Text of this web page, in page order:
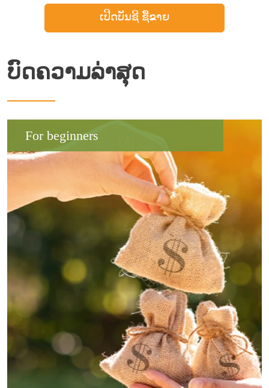
ເປີດບັນຊີ ຊື້ຂາຍ
ບົດຄວາມລ່າສຸດ
For beginners